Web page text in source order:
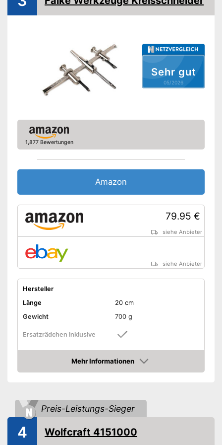
Sehr gut
05/2026
1,877 Bewertungen
Amazon
79.95 €
siehe Anbieter
siehe Anbieter
Hersteller
Länge
20 cm
Gewicht
700 g
Ersatzrädchen inklusive
Nachteile
Mehr Informationen
Amazon
Preis-Leistungs-Sieger
4 Wolfcraft 4151000